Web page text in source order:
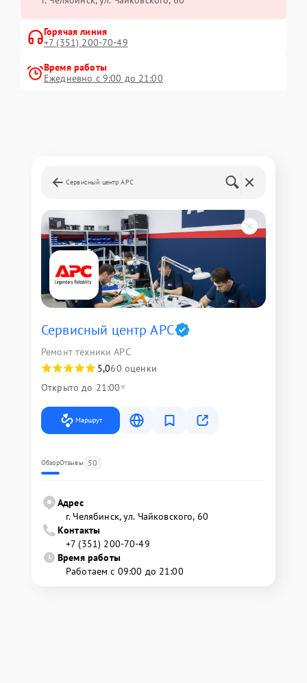
Горячая линия
+7 (351) 200-70-49
Время работы
Ежедневно с 9:00 до 21:00
Сервисный центр APC
Сервисный центр APC
Ремонт техники APC
5,060 оценки
Открыто до 21:00
Маршрут
ОбзорОтзывы 50
Адрес
г. Челябинск, ул. Чайковского, 60
Контакты
+7 (351) 200-70-49
Время работы
Работаем с 09:00 до 21:00